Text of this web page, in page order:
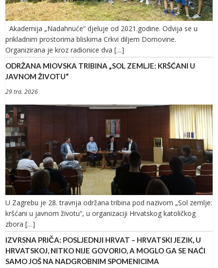
Akademija „Nadahnuće“ djeluje od 2021.godine. Odvija se u
prikladnim prostorima bliskima Crkvi diljem Domovine.
Organizirana je kroz radionice dva […]
ODRŽANA MIOVSKA TRIBINA „SOL ZEMLJE: KRŠĆANI U
JAVNOM ŽIVOTU“
29 tra. 2026
U Zagrebu je 28. travnja održana tribina pod nazivom „Sol zemlje:
kršćani u javnom životu“, u organizaciji Hrvatskog katoličkog
zbora […]
IZVRSNA PRIČA: POSLJEDNJI HRVAT – HRVATSKI JEZIK, U
HRVATSKOJ, NITKO NIJE GOVORIO, A MOGLO GA SE NAĆI
SAMO JOŠ NA NADGROBNIM SPOMENICIMA